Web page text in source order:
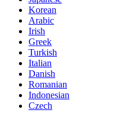
Korean
Arabic
Irish
Greek
Turkish
Italian
Danish
Romanian
Indonesian
Czech